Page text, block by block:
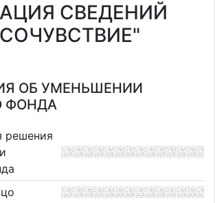
СВЕДЕНИЙ
ОБ УМЕНЬШЕНИИ
ФОНДА
решения